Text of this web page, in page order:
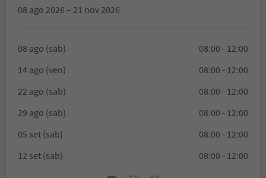
08 ago 2026 – 21 nov 2026
08 ago (sab)
08:00 - 12:00
14 ago (ven)
08:00 - 12:00
22 ago (sab)
08:00 - 12:00
29 ago (sab)
08:00 - 12:00
05 set (sab)
08:00 - 12:00
12 set (sab)
08:00 - 12:00